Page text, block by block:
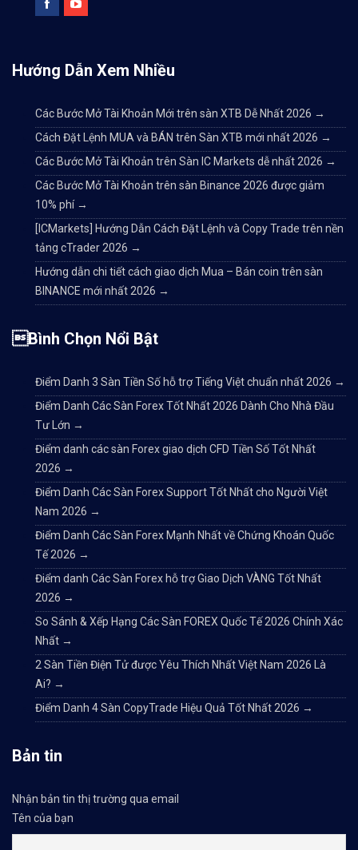
Hướng Dẫn Xem Nhiều
Các Bước Mở Tài Khoản Mới trên sàn XTB Dễ Nhất 2026 →
Cách Đặt Lệnh MUA và BÁN trên Sàn XTB mới nhất 2026 →
Các Bước Mở Tài Khoản trên Sàn IC Markets dễ nhất 2026 →
Các Bước Mở Tài Khoản trên sàn Binance 2026 được giảm
10% phí →
[ICMarkets] Hướng Dẫn Cách Đặt Lệnh và Copy Trade trên nền
tảng cTrader 2026 →
Hướng dẫn chi tiết cách giao dịch Mua – Bán coin trên sàn
BINANCE mới nhất 2026 →
Bình Chọn Nổi Bật
Điểm Danh 3 Sàn Tiền Số hỗ trợ Tiếng Việt chuẩn nhất 2026 →
Điểm Danh Các Sàn Forex Tốt Nhất 2026 Dành Cho Nhà Đầu
Tư Lớn →
Điểm danh các sàn Forex giao dịch CFD Tiền Số Tốt Nhất
2026 →
Điểm Danh Các Sàn Forex Support Tốt Nhất cho Người Việt
Nam 2026 →
Điểm Danh Các Sàn Forex Mạnh Nhất về Chứng Khoán Quốc
Tế 2026 →
Điểm danh Các Sàn Forex hỗ trợ Giao Dịch VÀNG Tốt Nhất
2026 →
So Sánh & Xếp Hạng Các Sàn FOREX Quốc Tế 2026 Chính Xác
Nhất →
2 Sàn Tiền Điện Tử được Yêu Thích Nhất Việt Nam 2026 Là
Ai? →
Điểm Danh 4 Sàn CopyTrade Hiệu Quả Tốt Nhất 2026 →
Bản tin
Nhận bản tin thị trường qua email
Tên của bạn